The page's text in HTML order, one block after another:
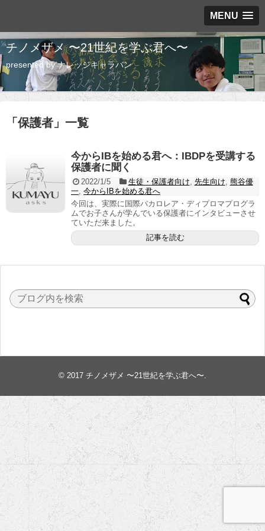
MENU
チノメザメ 〜21世紀を学ぶ君へ〜
presented by ナレッジキャラバン
「 保護者 」 一覧
今からIBを始める君へ：IBDPを受講する
保護者に聞く
2022/1/5 生徒・保護者向け 先生向け 熊谷優
一 今からIBを始める君へ
今回は、実際に国際バカロレア・ディプロマプログラ
ムでお子さんが学んでいる保護者にインタビューさせ
ていただ来ました。
記事を読む
© 2017 チノメザメ 〜21世紀を学ぶ君へ〜